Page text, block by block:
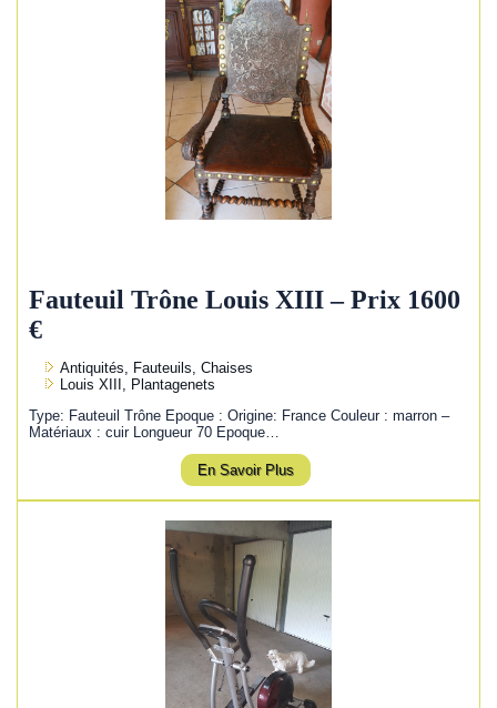
Fauteuil Trône Louis XIII – Prix 1600
€
Antiquités, Fauteuils, Chaises
Louis XIII, Plantagenets
Type: Fauteuil Trône Epoque : Origine: France Couleur : marron –
Matériaux : cuir Longueur 70 Epoque…
En Savoir Plus